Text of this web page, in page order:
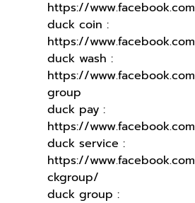
https://
duck coin :
https://
duck wash :
https://
group
duck pay :
https://
duck service :
https://
ckgroup/
duck group :